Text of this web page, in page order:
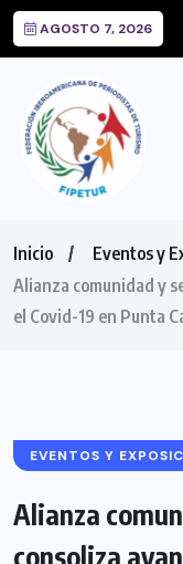
AGOSTO 7, 2026
Inicio
Eventos y
Alianza comunidad y
el Covid-19 en Punta
EVENTOS Y
Alianza
consoliza